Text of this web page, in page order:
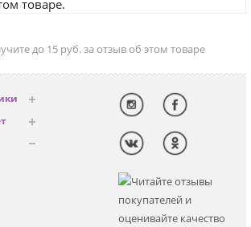
товаре.
до 15 руб. за отзыв об этом товаре